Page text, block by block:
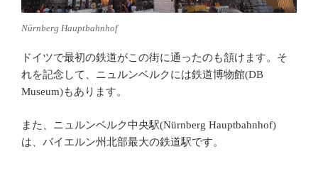
Nürnberg Hauptbahnhof
ドイツで最初の鉄道がこの街に通ったのも頷けます。そ
れを記念して、ニュルンベルクには鉄道博物館(DB
Museum)もあります。
また、ニュルンベルク中央駅(Nürnberg Hauptbahnhof)
は、バイエルン州北部最大の鉄道駅です。